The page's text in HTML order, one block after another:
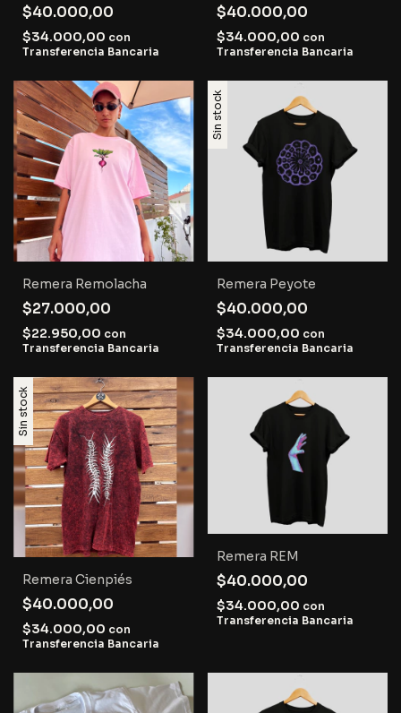
$40.000,00
$34.000,00 con
Transferencia Bancaria
$40.000,00
$34.000,00 con
Transferencia Bancaria
Remera Remolacha
$27.000,00
$22.950,00 con
Transferencia Bancaria
Sin stock
Remera Peyote
$40.000,00
$34.000,00 con
Transferencia Bancaria
Sin stock
Remera Cienpiés
$40.000,00
$34.000,00 con
Transferencia Bancaria
Remera REM
$40.000,00
$34.000,00 con
Transferencia Bancaria